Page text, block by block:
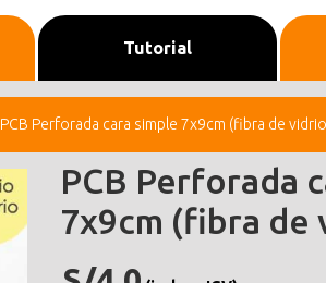
Tutorial
PCB Perforada cara simple 7x9cm (fibra de
PCB Perforada
7x9cm (fibra de